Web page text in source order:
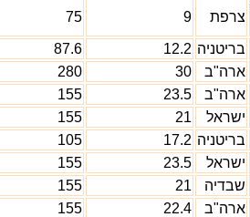
צרפת 9
75
בריטניה 12.2
87.6
ארה"ב 30
280
ארה"ב 23.5
155
ישראל 21
155
בריטניה 17.2
105
ישראל 23.5
155
שבדיה 21
155
ארה"ב 22.4
155